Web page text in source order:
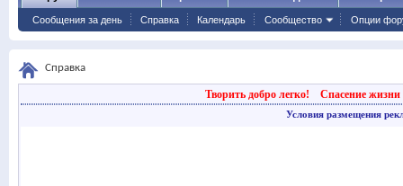
Сообщения за день Справка Календарь Сообщество Опции
Справка
Творить добро легко! Спасение жизни
Условия размещения